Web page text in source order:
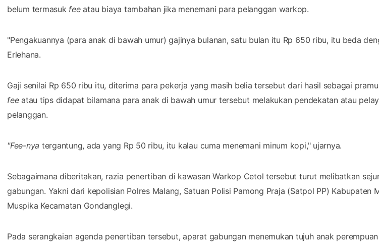
belum termasuk feeatau biaya tambahan jika menemani para pelanggan warkop.
"Pengakuannya (para anak di bawah umur) gajinya bulanan, satu bulan itu Rp 650 ribu, itu beda
Erlehana.
Gaji senilai Rp 650 ribu itu, diterima para pekerja yang masih belia tersebut dari hasil sebagai
feeatau tips didapat bilamana para anak di bawah umur tersebut melakukan pendekatan atau
pelanggan.
"Fee-nya tergantung, ada yang Rp 50 ribu, itu kalau cuma menemani minum kopi," ujarnya.
Sebagaimana diberitakan, razia penertiban di kawasan Warkop Cetol tersebut turut melibatkan
gabungan. Yakni dari kepolisian Polres Malang, Satuan Polisi Pamong Praja (Satpol PP) Kabupaten
Muspika Kecamatan Gondanglegi.
Pada serangkaian agenda penertiban tersebut, aparat gabungan menemukan tujuh anak